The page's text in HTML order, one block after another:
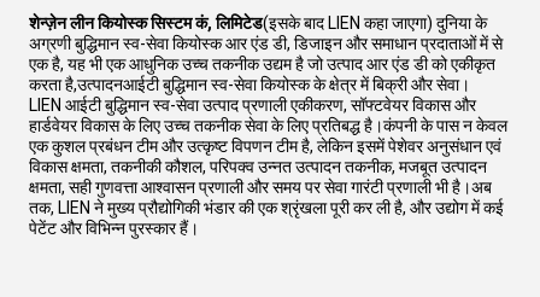
शेन्ज़ेन लीन कियोस्क सिस्टम कं, लिमिटेड(इसके बाद LIEN कहा जाएगा) दुनिया के
अग्रणी बुद्धिमान स्व-सेवा कियोस्क आर एंड डी, डिजाइन और समाधान प्रदाताओं में से
एक है, यह भी एक आधुनिक उच्च तकनीक उद्यम है जो उत्पाद आर एंड डी को एकीकृत
करता है,उत्पादनआईटी बुद्धिमान स्व-सेवा कियोस्क के क्षेत्र में बिक्री और सेवा।
LIEN आईटी बुद्धिमान स्व-सेवा उत्पाद प्रणाली एकीकरण, सॉफ्टवेयर विकास और
हार्डवेयर विकास के लिए उच्च तकनीक सेवा के लिए प्रतिबद्ध है।कंपनी के पास न केवल
एक कुशल प्रबंधन टीम और उत्कृष्ट विपणन टीम है, लेकिन इसमें पेशेवर अनुसंधान एवं
विकास क्षमता, तकनीकी कौशल, परिपक्व उन्नत उत्पादन तकनीक, मजबूत उत्पादन
क्षमता, सही गुणवत्ता आश्वासन प्रणाली और समय पर सेवा गारंटी प्रणाली भी है।अब
तक, LIEN ने मुख्य प्रौद्योगिकी भंडार की एक श्रृंखला पूरी कर ली है, और उद्योग में कई
पेटेंट और विभिन्न पुरस्कार हैं।